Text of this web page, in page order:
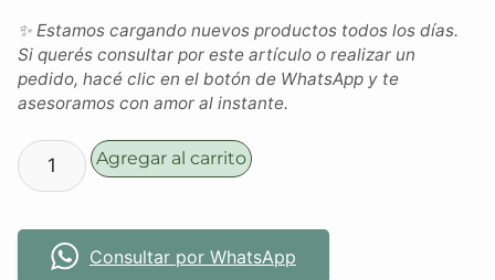
✨ Estamos cargando nuevos productos todos los días.
Si querés consultar por este artículo o realizar un
pedido, hacé clic en el botón de WhatsApp y te
asesoramos con amor al instante.
Agregar al carrito
Consultar por WhatsApp